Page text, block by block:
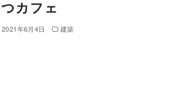
カフェ
2021年6月4日 建築